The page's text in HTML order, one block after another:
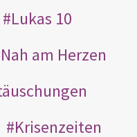
Lukas 10
Nah am Herzen
Krisenzeiten